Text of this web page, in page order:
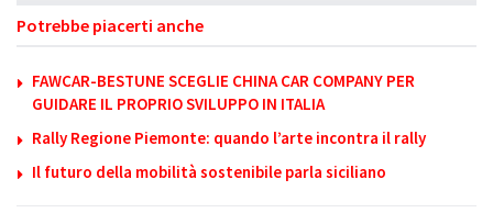
Potrebbe piacerti anche
FAWCAR-BESTUNE SCEGLIE CHINA CAR COMPANY PER
GUIDARE IL PROPRIO SVILUPPO IN ITALIA
Rally Regione Piemonte: quando l’arte incontra il rally
Il futuro della mobilità sostenibile parla siciliano